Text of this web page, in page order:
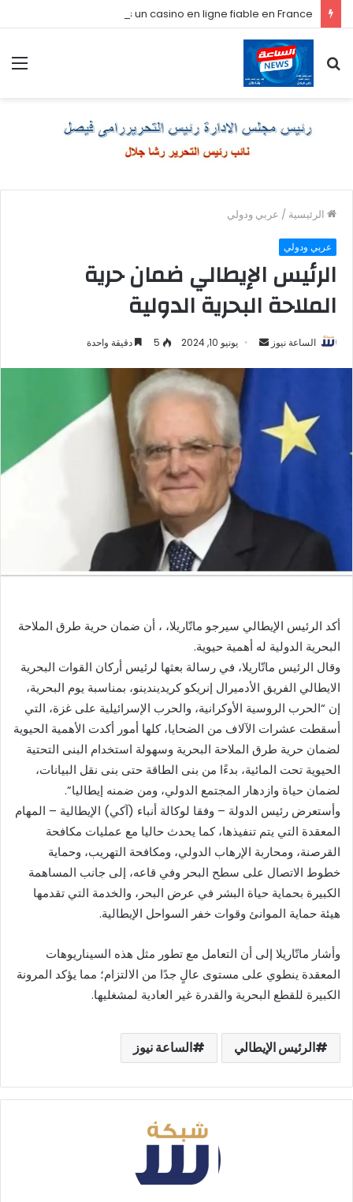
Comment je choisis un casino en ligne fiable en France
عن
الرئيسية / عربي ودولي
عربي ودولي
الرئيس الإيطالي ضمان حرية
الملاحة البحرية الدولية
الساعة نيوز
أرسل
إلكترونيا
يونيو 10, 2024 5 دقيقة واحدة
أكد الرئيس الإيطالي سيرجو ماتّاريلا، ، أن ضمان حرية طرق الملاحة
البحرية الدولية له أهمية حيوية.
وقال الرئيس ماتّاريلا، في رسالة بعثها لرئيس أركان القوات البحرية
الايطالي الفريق الأدميرال إنريكو كريديندينو، بمناسبة يوم البحرية،
إن “الحرب الروسية الأوكرانية، والحرب الإسرائيلية على غزة، التي
أسقطت عشرات الآلاف من الضحايا، كلها أمور أكدت الأهمية الحيوية
لضمان حرية طرق الملاحة البحرية وسهولة استخدام البنى التحتية
الحيوية تحت المائية، بدءًا من بنى الطاقة حتى بنى نقل البيانات،
لضمان حياة وازدهار المجتمع الدولي، ومن ضمنه إيطاليا”.
وأستعرض رئيس الدولة – وفقا لوكالة أنباء (آكي) الإيطالية – المهام
المعقدة التي يتم تنفيذها، كما يحدث حاليا مع عمليات مكافحة
القرصنة، ومحاربة الإرهاب الدولي، ومكافحة التهريب، وحماية
خطوط الاتصال على سطح البحر وفي قاعه، إلى جانب المساهمة
الكبيرة بحماية حياة البشر في عرض البحر، والخدمة التي تقدمها
هيئة حماية الموانئ وقوات خفر السواحل الإيطالية.
وأشار ماتّاريلا إلى أن التعامل مع تطور مثل هذه السيناريوهات
المعقدة ينطوي على مستوى عالٍ جدًا من الالتزام؛ مما يؤكد المرونة
الكبيرة للقطع البحرية والقدرة غير العادية لمشغليها.
الرئيس الإيطالي الساعة نيوز